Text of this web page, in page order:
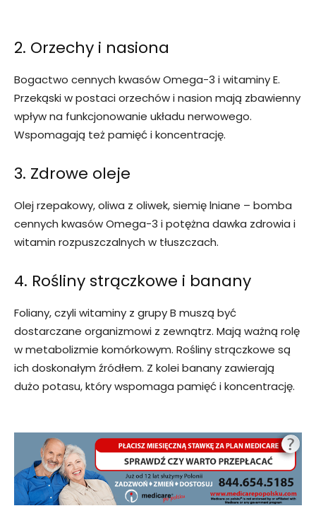
2. Orzechy i nasiona
Bogactwo cennych kwasów Omega-3 i witaminy E.
Przekąski w postaci orzechów i nasion mają zbawienny
wpływ na funkcjonowanie układu nerwowego.
Wspomagają też pamięć i koncentrację.
3. Zdrowe oleje
Olej rzepakowy, oliwa z oliwek, siemię lniane – bomba
cennych kwasów Omega-3 i potężna dawka zdrowia i
witamin rozpuszczalnych w tłuszczach.
4. Rośliny strączkowe i banany
Foliany, czyli witaminy z grupy B muszą być
dostarczane organizmowi z zewnątrz. Mają ważną rolę
w metabolizmie komórkowym. Rośliny strączkowe są
ich doskonałym źródłem. Z kolei banany zawierają
dużo potasu, który wspomaga pamięć i koncentrację.